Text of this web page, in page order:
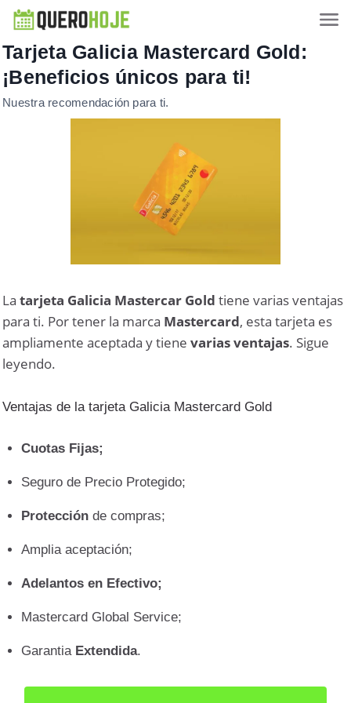
Tarjeta Galicia Mastercard Gold:
¡Beneficios únicos para ti!
Nuestra recomendación para ti.
Latarjeta Galicia Mastercar Gold tiene varias ventajas
para ti. Por tener la marca Mastercard, esta tarjeta es
ampliamente aceptada y tienevarias ventajas. Sigue
leyendo.
Ventajas de la tarjeta Galicia Mastercard Gold
Cuotas Fijas;
Seguro de Precio Protegido;
Protección de compras;
Amplia aceptación;
Adelantos en Efectivo;
Mastercard Global Service;
Garantia Extendida.